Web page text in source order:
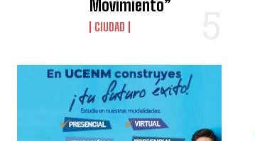
Movimiento”
CIUDAD